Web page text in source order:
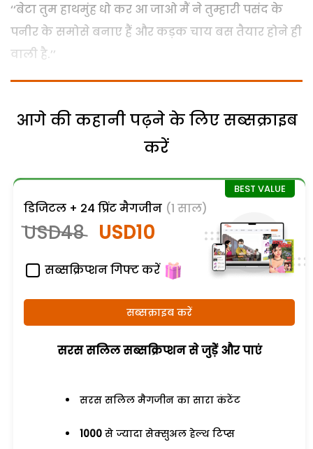
‘‘बेटा तुम हाथमुंह धो कर आ जाओ मैं ने तुम्हारी पसंद के
पनीर के समोसे बनाए हैं और कड़क चाय बस तैयार होने ही
वाली है.’’
आगे की कहानी पढ़ने के लिए सब्सक्राइब
करें
डिजिटल + 24 प्रिंट मैगजीन (1 साल)
USD48 USD10
सब्सक्रिप्शन गिफ्ट करें
सब्सक्राइब करें
सरस सलिल सब्सक्रिप्शन से जुड़ेें और पाएं
सरस सलिल मैगजीन का सारा कंटेंट
1000 से ज्यादा सेक्सुअल हेल्थ टिप्स